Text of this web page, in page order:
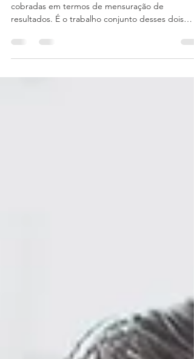
A área de marketing e vendas é uma das mais
cobradas em termos de mensuração de
resultados. É o trabalho conjunto desses dois